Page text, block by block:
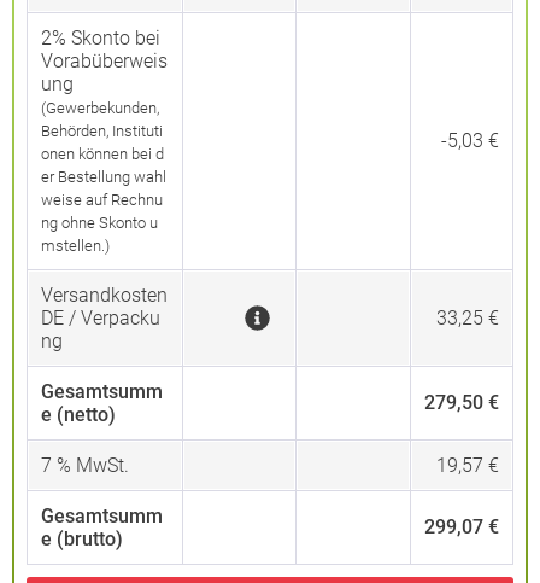
2% Skonto bei
Vorabüberweis
ung
(Gewerbekunden,
Behörden, Instituti
onen können bei d
er Bestellung wahl
weise auf Rechnu
ng ohne Skonto u
mstellen.)
-5,03 €
Versandkosten
DE / Verpacku
ng
33,25 €
Gesamtsumm
e (netto)
279,50 €
7 % MwSt. 19,57 €
Gesamtsumm
e (brutto)
299,07 €